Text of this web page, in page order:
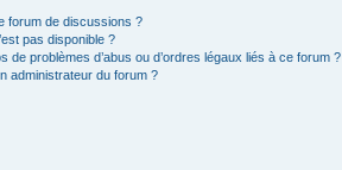
forum de discussions ?
pas disponible ?
de problèmes d’abus ou d’ordres légaux liés à ce forum ?
administrateur du forum ?